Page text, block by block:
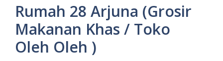
Rumah 28 Arjuna (Grosir
Makanan Khas / Toko
Oleh Oleh )